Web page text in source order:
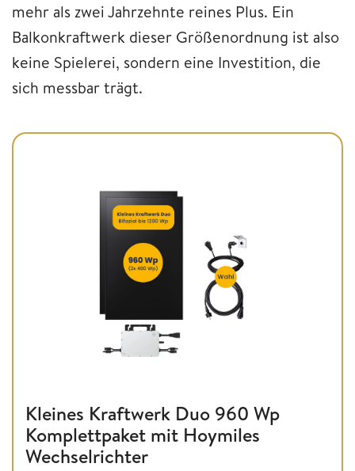
mehr als zwei Jahrzehnte reines Plus. Ein
Balkonkraftwerk dieser Größenordnung ist also
keine Spielerei, sondern eine Investition, die
sich messbar trägt.
Kleines Kraftwerk Duo 960 Wp
Komplettpaket mit Hoymiles
Wechselrichter